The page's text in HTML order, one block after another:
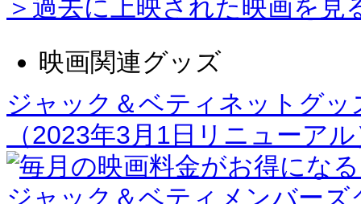
＞過去に上映された映画を見
映画関連グッズ
ジャック＆ベティネットグ
（2023年3月1日リニューア